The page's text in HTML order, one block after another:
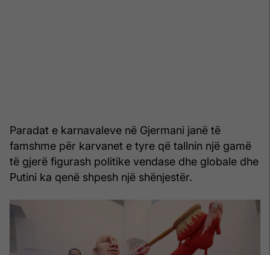
Paradat e karnavaleve në Gjermani janë të
famshme për karvanet e tyre që tallnin një gamë
të gjerë figurash politike vendase dhe globale dhe
Putini ka qenë shpesh një shënjestër.